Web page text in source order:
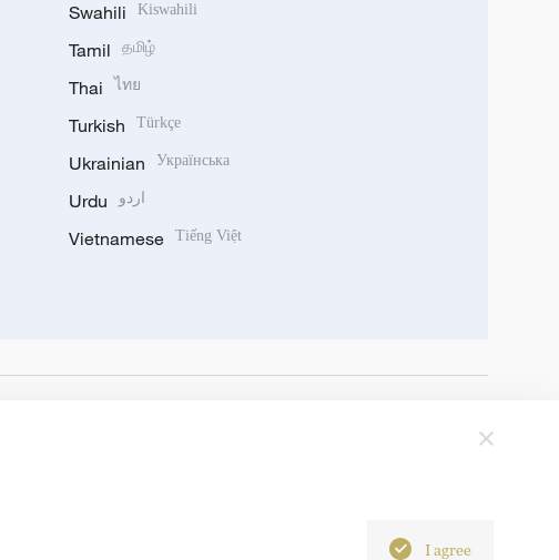
Swahili Kiswahili
Tamil தமிழ்
Thai ไทย
Turkish Türkçe
Ukrainian Українська
Urdu اردو
Vietnamese Tiếng Việt
I agree